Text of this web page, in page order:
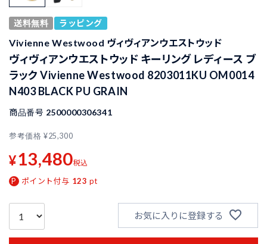
送料無料 ラッピング
Vivienne Westwood ヴィヴィアンウエストウッド
ヴィヴィアンウエストウッド キーリング レディース ブ
ラック Vivienne Westwood 8203011KU OM0014
N403 BLACK PU GRAIN
商品番号 2500000306341
参考価格 ¥25,300
¥13,480税込
ポイント付与 123 pt
お気に入りに登録する